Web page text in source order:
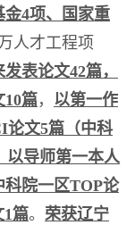
金4项、国家重
人才工程项
发表论文42篇，
10篇， 以第一作
论文5篇（中科
以导师第一本人
科院一区TOP论
1篇。 荣获辽宁